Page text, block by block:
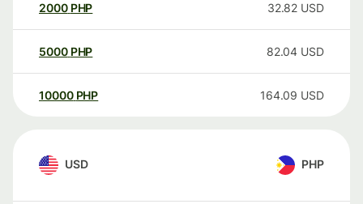
2000 PHP 32.82 USD
5000 PHP 82.04 USD
10000 PHP 164.09 USD
USD PHP